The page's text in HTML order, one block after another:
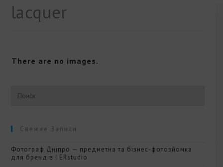
lacquer
There are no images.
Свежие Записи
Фотограф Дніпро — предметна та бізнес-фотозйомка
для брендів | ERstudio